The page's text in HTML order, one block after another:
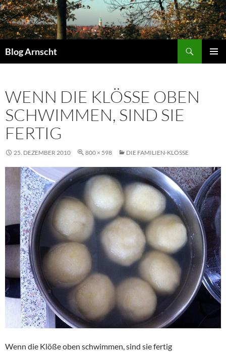
Zum
Inhalt
springen
Blog Arnscht
WENN DIE KLÖSSE OBEN S
CHWIMMEN, SIND SIE F
ERTIG
25. DEZEMBER 2010 800 × 598 DIE FAMILIEN-KLÖSSE
Wenn die Klöße oben schwimmen, sind sie fertig